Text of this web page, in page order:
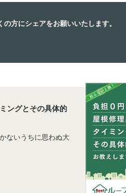
方にシェアをお願いいたします。
ングとその具体的
ないうちに思わぬ大